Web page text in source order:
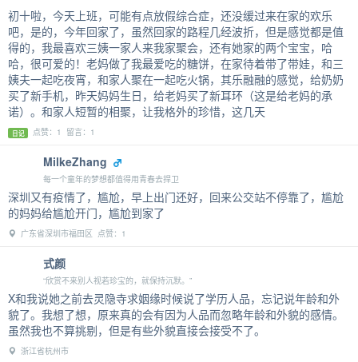
初十啦，今天上班，可能有点放假综合症，还没缓过来在家的欢乐
吧，是的，今年回家了，虽然回家的路程几经波折，但是感觉都是值
得的，我最喜欢三姨一家人来我家聚会，还有她家的两个宝宝，哈
哈，很可爱的！老妈做了我最爱吃的糖饼，在家待着带了带娃，和三
姨夫一起吃夜宵，和家人聚在一起吃火锅，其乐融融的感觉，给奶奶
买了新手机，昨天妈妈生日，给老妈买了新耳环（这是给老妈的承
诺）。和家人短暂的相聚，让我格外的珍惜，这几天
日记 点赞：1 留言：1
MilkeZhang
每一个童年的梦想都值得用青春去捍卫
深圳又有疫情了，尴尬，早上出门还好，回来公交站不停靠了，尴尬
的妈妈给尴尬开门，尴尬到家了
广东省深圳市福田区 点赞：1
式颜
“欣赏不来别人视若珍宝的，就保持沉默。”
X和我说她之前去灵隐寺求姻缘时候说了学历人品，忘记说年龄和外
貌了。我想了想，原来真的会有因为人品而忽略年龄和外貌的感情。
虽然我也不算挑剔，但是有些外貌直接会接受不了。
浙江省杭州市